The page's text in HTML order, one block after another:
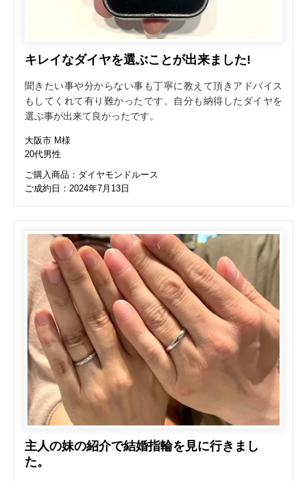
キレイなダイヤを選ぶことが出来ました!
聞きたい事や分からない事も丁寧に教えて頂きアドバイス
もしてくれて有り難かったです。自分も納得したダイヤを
選ぶ事が出来て良かったです。
大阪市 M様
20代男性
ご購入商品：ダイヤモンドルース
ご成約日：2024年7月13日
主人の妹の紹介で結婚指輪を見に行きまし
た。